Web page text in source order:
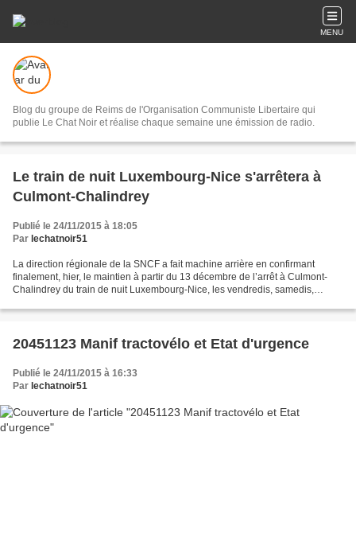
MENU
Blog du groupe de Reims de l'Organisation Communiste Libertaire qui
publie Le Chat Noir et réalise chaque semaine une émission de radio.
Le train de nuit Luxembourg-Nice s'arrêtera à
Culmont-Chalindrey
Publié le 24/11/2015 à 18:05
Par lechatnoir51
La direction régionale de la SNCF a fait machine arrière en confirmant
finalement, hier, le maintien à partir du 13 décembre de l’arrêt à Culmont-
Chalindrey du train de nuit Luxembourg-Nice, les vendredis, samedis,
20451123 Manif tractovélo et Etat d'urgence
Publié le 24/11/2015 à 16:33
Par lechatnoir51